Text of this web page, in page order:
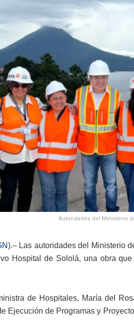
Autoridades del Ministerio
).– Las autoridades del Ministerio
Hospital de Sololá, una obra
de Hospitales, María del
Ejecución de Programas y